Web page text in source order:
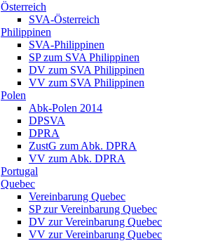
Österreich
SVA-Österreich
Philippinen
SVA-Philippinen
SP zum SVA Philippinen
DV zum SVA Philippinen
VV zum SVA Philippinen
Polen
Abk-Polen 2014
DPSVA
DPRA
ZustG zum Abk. DPRA
VV zum Abk. DPRA
Portugal
Quebec
Vereinbarung Quebec
SP zur Vereinbarung Quebec
DV zur Vereinbarung Quebec
VV zur Vereinbarung Quebec